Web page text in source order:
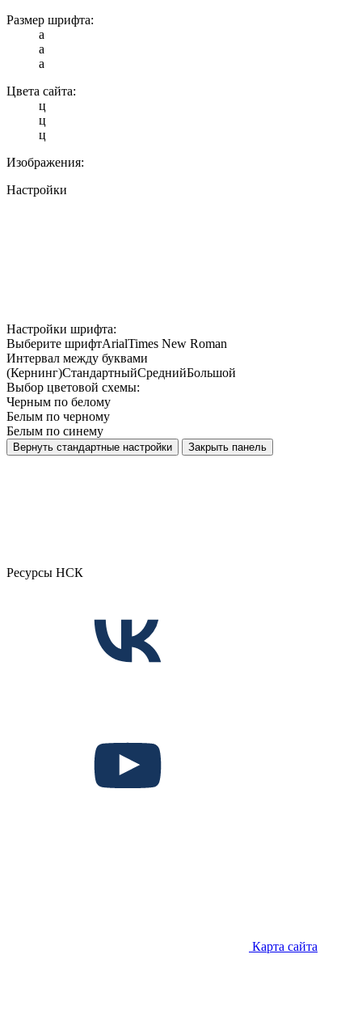
Размер шрифта:
a
a
a
Цвета сайта:
ц
ц
ц
Изображения:
Настройки
Настройки шрифта:
Выберите шрифтArialTimes New Roman
Интервал между буквами
(Кернинг)СтандартныйСреднийБольшой
Выбор цветовой схемы:
Черным по белому
Белым по черному
Белым по синему
Вернуть стандартные настройки Закрыть панель
Ресурсы НСК
Карта сайта